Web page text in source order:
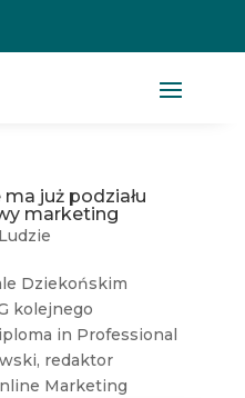
już podziału
marketing
Ludzie
Dziekońskim
kolejnego
in Professional
redaktor
Marketing